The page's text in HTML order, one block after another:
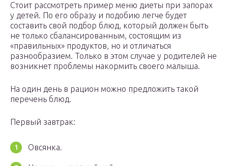
Стоит рассмотреть пример меню диеты при запорах
у детей. По его образу и подобию легче будет
составить свой подбор блюд, который должен быть
не только сбалансированным, состоящим из
«правильных» продуктов, но и отличаться
разнообразием. Только в этом случае у родителей не
возникнет проблемы накормить своего малыша.
На один день в рацион можно предложить такой
перечень блюд.
Первый завтрак:
Овсянка.